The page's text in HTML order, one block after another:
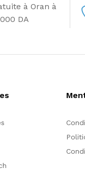
à Oran à
DA